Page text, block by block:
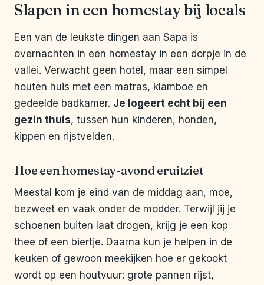
Slapen in een homestay bij locals
Een van de leukste dingen aan Sapa is
overnachten in een homestay in een dorpje in de
vallei. Verwacht geen hotel, maar een simpel
houten huis met een matras, klamboe en
gedeelde badkamer. Je logeert echt bij een
gezin thuis, tussen hun kinderen, honden,
kippen en rijstvelden.
Hoe een homestay-avond eruitziet
Meestal kom je eind van de middag aan, moe,
bezweet en vaak onder de modder. Terwijl jij je
schoenen buiten laat drogen, krijg je een kop
thee of een biertje. Daarna kun je helpen in de
keuken of gewoon meekijken hoe er gekookt
wordt op een houtvuur: grote pannen rijst,